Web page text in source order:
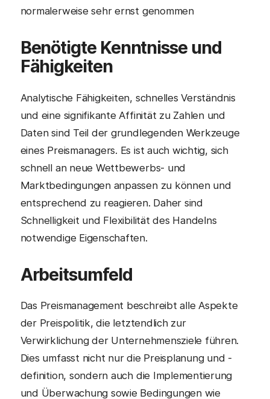
normalerweise sehr ernst genommen
Benötigte Kenntnisse und
Fähigkeiten
Analytische Fähigkeiten, schnelles Verständnis
und eine signifikante Affinität zu Zahlen und
Daten sind Teil der grundlegenden Werkzeuge
eines Preismanagers. Es ist auch wichtig, sich
schnell an neue Wettbewerbs- und
Marktbedingungen anpassen zu können und
entsprechend zu reagieren. Daher sind
Schnelligkeit und Flexibilität des Handelns
notwendige Eigenschaften.
Arbeitsumfeld
Das Preismanagement beschreibt alle Aspekte
der Preispolitik, die letztendlich zur
Verwirklichung der Unternehmensziele führen.
Dies umfasst nicht nur die Preisplanung und -
definition, sondern auch die Implementierung
und Überwachung sowie Bedingungen wie